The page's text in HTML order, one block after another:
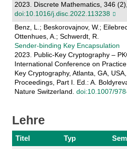
2023. Discrete Mathematics, 346
doi:10.1016/j.disc.2022.113238
Benz, L.; Beskorovajnov, W.;
Ottenhues, A.; Schwerdt, R.
Sender-binding Key Encapsulation
2023. Public-Key Cryptography –
International Conference on
Key Cryptography, Atlanta, GA,
Proceedings, Part I. Ed.: A.
Nature Switzerland. doi:10.1007/
Lehre
Titel Typ